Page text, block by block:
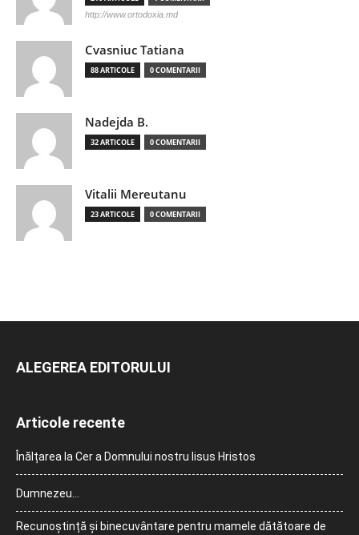
http://www.ortodoxia.md
Cvasniuc Tatiana
88 ARTICOLE 0 COMENTARII
Nadejda B.
32 ARTICOLE 0 COMENTARII
Vitalii Mereutanu
23 ARTICOLE 0 COMENTARII
ALEGEREA EDITORULUI
Articole recente
Înălțarea la Cer a Domnului nostru Iisus Hristos
Dumnezeu…
Recunoștință și binecuvântare pentru mamele dătătoare de